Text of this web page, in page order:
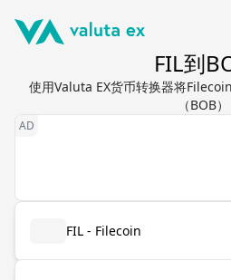
FIL到
使用Valuta EX货币转换器将
（BOB）
FIL - Filecoin